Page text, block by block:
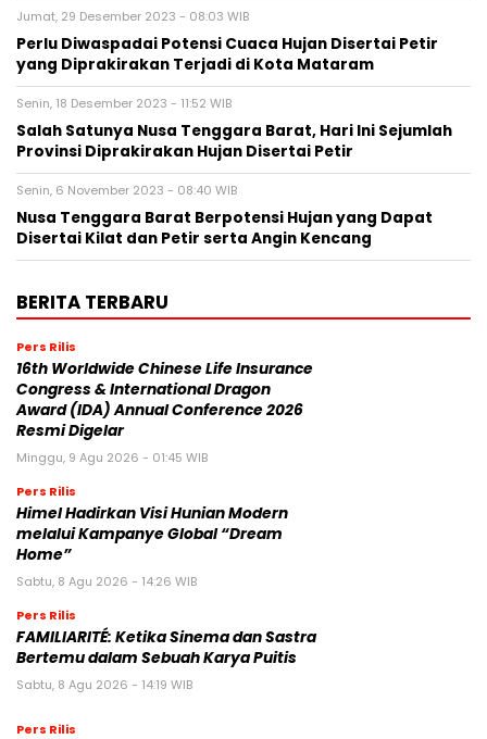
Jumat, 29 Desember 2023 - 08:03 WIB
Perlu Diwaspadai Potensi Cuaca Hujan Disertai Petir
yang Diprakirakan Terjadi di Kota Mataram
Senin, 18 Desember 2023 - 11:52 WIB
Salah Satunya Nusa Tenggara Barat, Hari Ini Sejumlah
Provinsi Diprakirakan Hujan Disertai Petir
Senin, 6 November 2023 - 08:40 WIB
Nusa Tenggara Barat Berpotensi Hujan yang Dapat
Disertai Kilat dan Petir serta Angin Kencang
BERITA TERBARU
Pers Rilis
16th Worldwide Chinese Life Insurance
Congress & International Dragon
Award (IDA) Annual Conference 2026
Resmi Digelar
Minggu, 9 Agu 2026 - 01:45 WIB
Pers Rilis
Himel Hadirkan Visi Hunian Modern
melalui Kampanye Global “Dream
Home”
Sabtu, 8 Agu 2026 - 14:26 WIB
Pers Rilis
FAMILIARITÉ: Ketika Sinema dan Sastra
Bertemu dalam Sebuah Karya Puitis
Sabtu, 8 Agu 2026 - 14:19 WIB
Pers Rilis